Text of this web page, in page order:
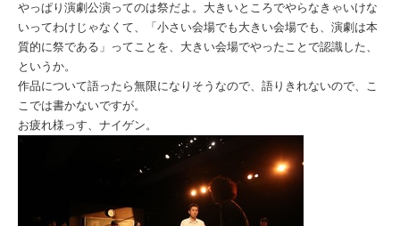
やっぱり演劇公演ってのは祭だよ。大きいところでやらなきゃいけな
いってわけじゃなくて、「小さい会場でも大きい会場でも、演劇は本
質的に祭である」ってことを、大きい会場でやったことで認識した、
というか。
作品について語ったら無限になりそうなので、語りきれないので、こ
こでは書かないですが。
お疲れ様っす、ナイゲン。